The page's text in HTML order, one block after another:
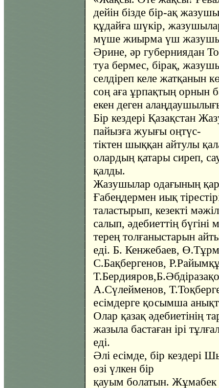
дейін бізде бір-ақ
құдайға шүкір,
мүше жиырма үш жазушы
Әрине, әр губерниядан
туа бермес, бірақ,
селдіреп келе жатқанын
соң аға ұрпақтың орнын
екен деген
Бір кездері Қазақстан
пайызға жуығы оңтүс-
тіктен шыққан айтулы
олардың қатары сиреп,
қалды.
Жазушылар одағының
Ғабеңдермен иық
таластырып, кезекті
салып, әдебиеттің бүгіні
терең толғаныстарын
еді. Б. Кенжебаев,
С.Бақбергенов,
А.Сүлейменов,
есімдерге қосымша
Олар қазақ әдебиетінің
жазыла бастаған ірі
еді.
Әлі есімде, бір кездері
өзі үлкен бір
қауым болатын. Жұмабек